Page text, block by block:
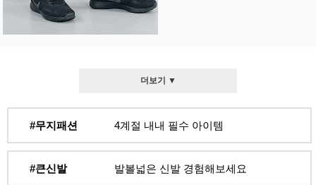
더보기 ▼
#무지패션 4계절 내내 필수 아이템
#큰신발 발볼넓은 신발 경험해보세요